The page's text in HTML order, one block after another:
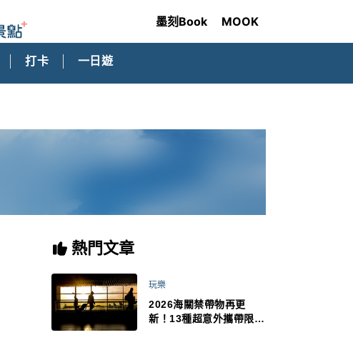
墨刻Book MOOK
打卡 一日遊
熱門文章
玩樂
2026海關禁帶物再更
新！13種超意外攜帶限